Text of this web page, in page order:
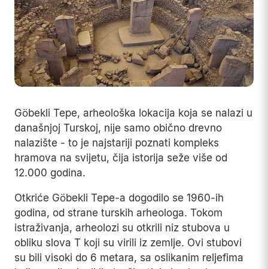
Göbekli Tepe, arheološka lokacija koja se nalazi u
današnjoj Turskoj, nije samo obično drevno
nalazište - to je najstariji poznati kompleks
hramova na svijetu, čija istorija seže više od
12.000 godina.
Otkriće Göbekli Tepe-a dogodilo se 1960-ih
godina, od strane turskih arheologa. Tokom
istraživanja, arheolozi su otkrili niz stubova u
obliku slova T koji su virili iz zemlje. Ovi stubovi
su bili visoki do 6 metara, sa oslikanim reljefima